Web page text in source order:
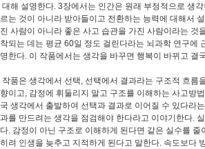
대해 설명한다. 3장에서는 인간은 원래 부정적으로 생
는 것이 아니라 받아들이고 전환하는 능력에 대해서
사람이 아니라 좋은 사고 습관을 가진 사람이라는 것
되는 데는 평균 60일 정도 걸린다라는 뇌과학 연구에
한다. 이 작품에서는 생각을 바꾸면 행복이 바뀌고 결
작품은 생각에서 선택, 선택에서 결과라는 구조적 흐름
이고, 감정에 휘둘리지 말고 구조를 이해하는 사고방
생각에서 출발하여 선택과 결과로 이어질 수 있다라
를 만드려는 생각을 점검해야 한다라고 이야기한다.
. 감정이 아닌 구조로 이해하게 된다면 같은 실수를
려 인생을 늦추고 지적하게 된다고 말한다. 속도보다